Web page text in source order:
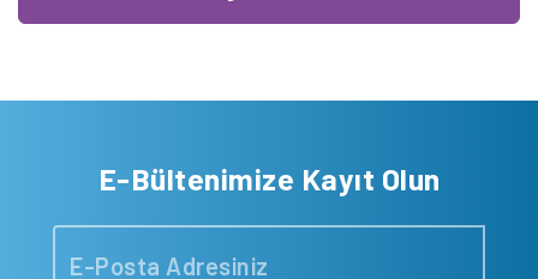
E-Bültenimize Kayıt Olun